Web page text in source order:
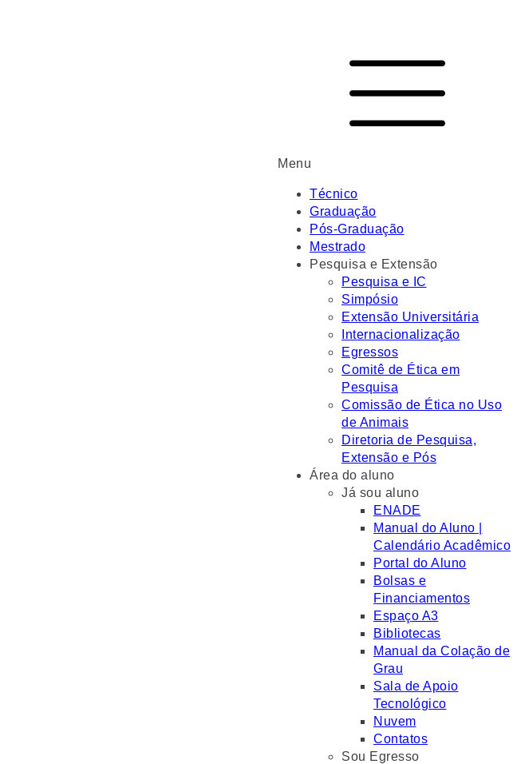
Menu
Técnico
Graduação
Pós-Graduação
Mestrado
Pesquisa e Extensão
Pesquisa e IC
Simpósio
Extensão Universitária
Internacionalização
Egressos
Comitê de Ética em
Pesquisa
Comissão de Ética no Uso
de Animais
Diretoria de Pesquisa,
Extensão e Pós
Área do aluno
Já sou aluno
ENADE
Manual do Aluno |
Calendário Acadêmico
Portal do Aluno
Bolsas e
Financiamentos
Espaço A3
Bibliotecas
Manual da Colação de
Grau
Sala de Apoio
Tecnológico
Nuvem
Contatos
Sou Egresso